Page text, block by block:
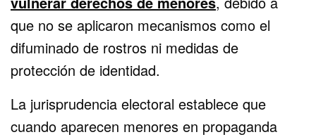
que no se aplicaron mecanismos como el
difuminado de rostros ni medidas de
protección de identidad.
La jurisprudencia electoral establece que
cuando aparecen menores en propaganda